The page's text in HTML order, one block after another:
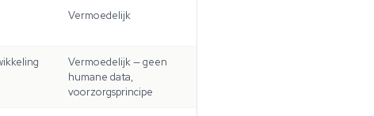
Vermoedelijk
Vermoedelijk — geen
humane data,
voorzorgsprincipe